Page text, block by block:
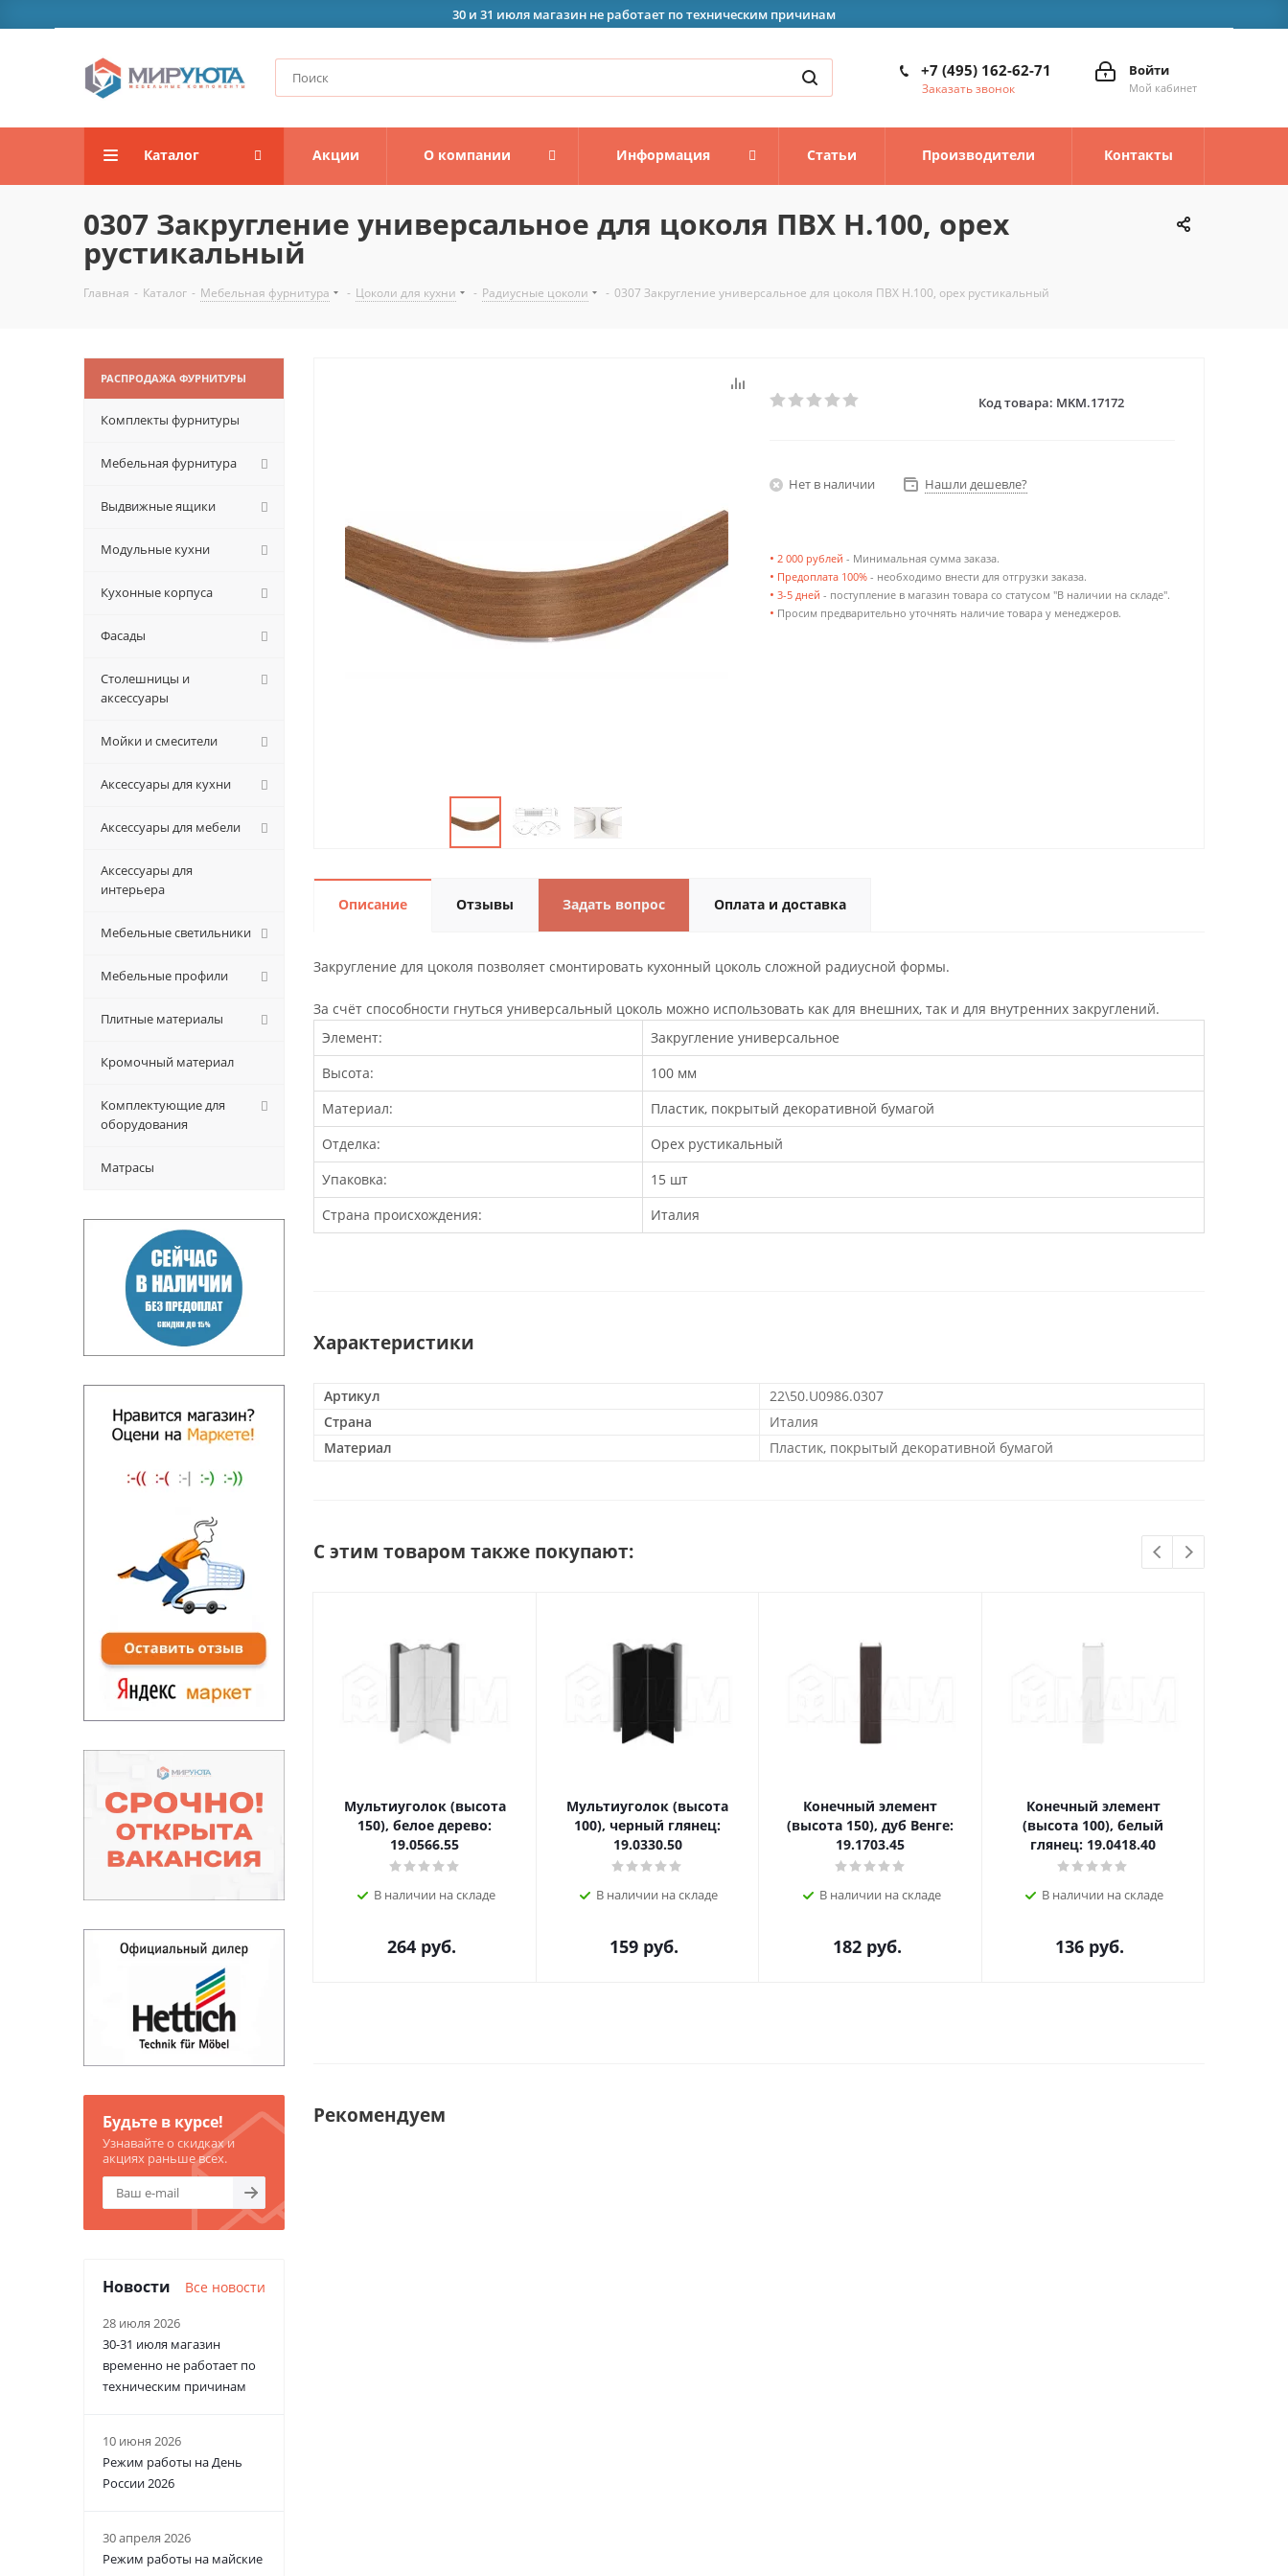
30 и 31 июля магазин не работает по техническим причинам
Войти
Мой кабинет
+7 (495) 162-62-71
Заказать звонок
Каталог Акции О компании Информация Статьи Производители Контакты
0307 Закругление универсальное для цоколя ПВХ Н.100, орех
рустикальный
Главная - Каталог - Мебельная фурнитура - Цоколи для кухни - Радиусные цоколи - 0307 Закругление универсальное для цоколя ПВХ Н.100, орех рустикальный
Код товара: MKM.17172
Нет в наличии Нашли дешевле?
• 2 000 рублей - Минимальная сумма заказа.
• Предоплата 100% - необходимо внести для отгрузки заказа.
• 3-5 дней - поступление в магазин товара со статусом "В наличии на складе".
• Просим предварительно уточнять наличие товара у менеджеров.
Описание Отзывы Задать вопрос Оплата и доставка
Закругление для цоколя позволяет смонтировать кухонный цоколь сложной радиусной формы.
За счёт способности гнуться универсальный цоколь можно использовать как для внешних, так и для внутренних закруглений.
Элемент:
Закругление универсальное
Высота:
100 мм
Материал:
Пластик, покрытый декоративной бумагой
Отделка:
Орех рустикальный
Упаковка:
15 шт
Страна происхождения:
Италия
Характеристики
Артикул
22\50.U0986.0307
Страна
Италия
Материал
Пластик, покрытый декоративной бумагой
С этим товаром также покупают:
Мультиуголок (высота
150), белое дерево:
19.0566.55
В наличии на складе
264руб.
Мультиуголок (высота
100), черный глянец:
19.0330.50
В наличии на складе
159 руб.
Конечный элемент
(высота 150), дуб Венге:
19.1703.45
В наличии на складе
182руб.
Конечный элемент
(высота 100), белый
глянец: 19.0418.40
В наличии на складе
136 руб.
Рекомендуем
РАСПРОДАЖА ФУРНИТУРЫ
Комплекты фурнитуры
Мебельная фурнитура
Выдвижные ящики
Модульные кухни
Кухонные корпуса
Фасады
Столешницы и
аксессуары
Мойки и смесители
Аксессуары для кухни
Аксессуары для мебели
Аксессуары для
интерьера
Мебельные светильники
Мебельные профили
Плитные материалы
Кромочный материал
Комплектующие для
оборудования
Матрасы
Будьте в курсе!
Узнавайте о скидках и
акциях раньше всех.
Новости Все новости
28 июля 2026
30-31 июля магазин
временно не работает по
техническим причинам
10 июня 2026
Режим работы на День
России 2026
30 апреля 2026
Режим работы на майские